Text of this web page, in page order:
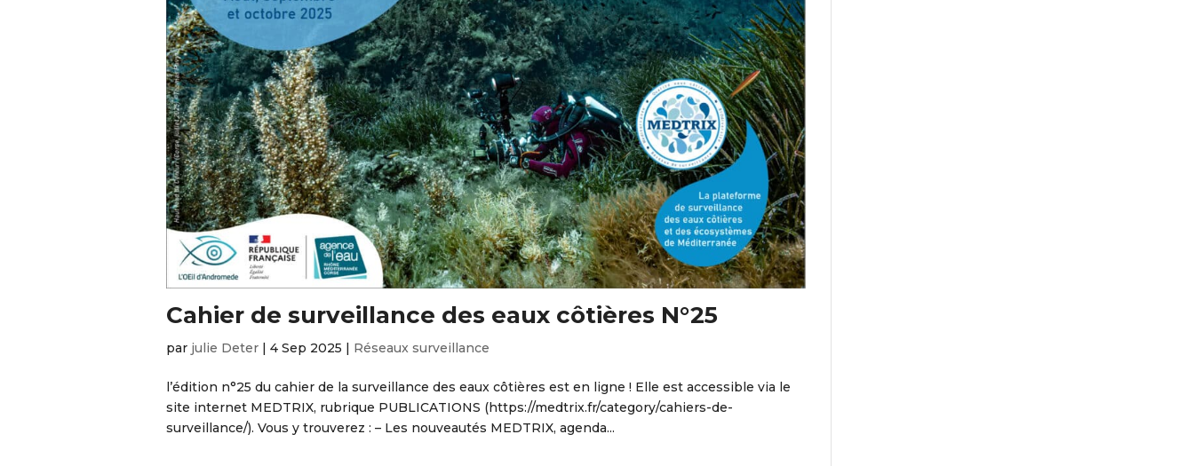
Cahier de surveillance des eaux côtières N°25
par julie Deter | 4 Sep 2025 | Réseaux surveillance
l’édition n°25 du cahier de la surveillance des eaux côtières est en ligne ! Elle est accessible via le
site internet MEDTRIX, rubrique PUBLICATIONS (https://medtrix.fr/category/cahiers-de-
surveillance/). Vous y trouverez : – Les nouveautés MEDTRIX, agenda...